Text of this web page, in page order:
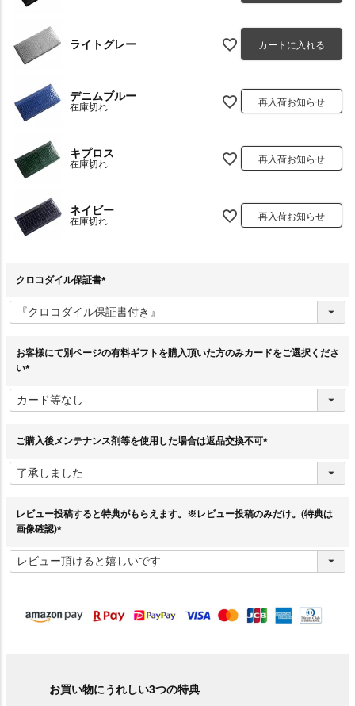
ライトグレー カートに入れる
デニムブルー
在庫切れ 再入荷お知らせ
キプロス
在庫切れ 再入荷お知らせ
ネイビー
在庫切れ 再入荷お知らせ
クロコダイル保証書
必
須
お客様にて別ページの有料ギフトを購入頂いた方のみカードをご選択くださ
い
必
須
ご購入後メンテナンス剤等を使用した場合は返品交換不可
須
レビュー投稿すると特典がもらえます。※レビュー投稿のみだけ。(特典は
画像確認)
必
須
お買い物にうれしい3つの特典